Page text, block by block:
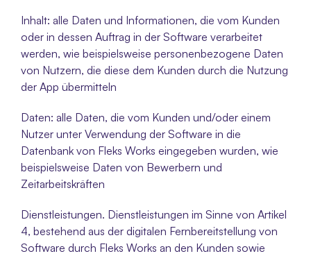
Inhalt: alle Daten und Informationen, die vom Kunden
oder in dessen Auftrag in der Software verarbeitet
werden, wie beispielsweise personenbezogene Daten
von Nutzern, die diese dem Kunden durch die Nutzung
der App übermitteln
Daten: alle Daten, die vom Kunden und/oder einem
Nutzer unter Verwendung der Software in die
Datenbank von Fleks Works eingegeben wurden, wie
beispielsweise Daten von Bewerbern und
Zeitarbeitskräften
Dienstleistungen. Dienstleistungen im Sinne von Artikel
4, bestehend aus der digitalen Fernbereitstellung von
Software durch Fleks Works an den Kunden sowie